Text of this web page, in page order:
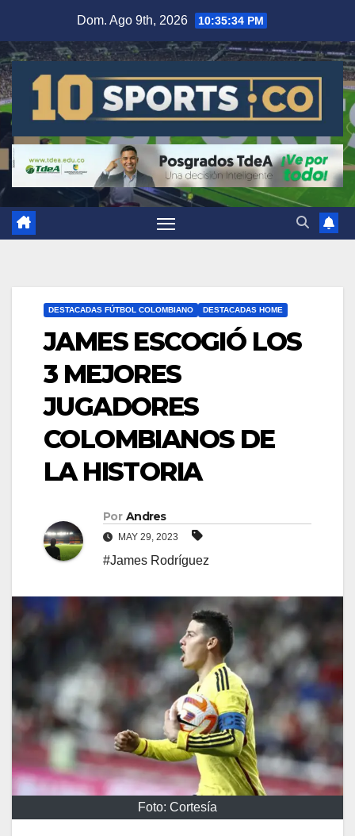
Dom. Ago 9th, 2026 10:35:35 PM
DESTACADAS FÚTBOL COLOMBIANO DESTACADAS HOME
JAMES ESCOGIÓ LOS
3 MEJORES
JUGADORES
COLOMBIANOS DE
LA HISTORIA
Por Andres
MAY 29, 2023
#James Rodríguez
Foto: Cortesía